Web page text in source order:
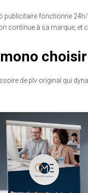
publicitaire fonctionne
continue à sa marque, et
de plv original qui